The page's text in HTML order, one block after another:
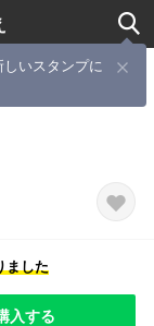
しいスタンプに
ました
入する